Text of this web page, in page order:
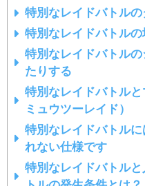
特別なレイドバトルの
特別なレイドバトルの
特別なレイドバトル
たりする
特別なレイドバトル
ミュウツーレイド）
特別なレイドバトル
れない仕様です
特別なレイドバトル